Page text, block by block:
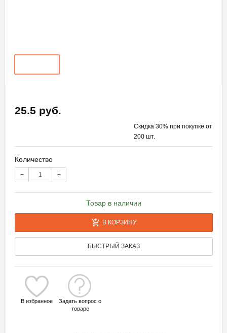
25.5 руб.
Скидка 30% при покупке от
200 шт.
Количество
− +
Товар в наличии
В КОРЗИНУ
БЫСТРЫЙ ЗАКАЗ
В избранное
Задать вопрос о
товаре